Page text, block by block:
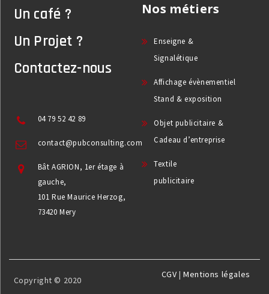
Un café ?
Un Projet ?
Contactez-nous
04 79 52 42 89
contact@pubconsulting.com
Bât AGRION, 1er étage à
gauche,
101 Rue Maurice Herzog,
73420 Mery
Nos métiers
Enseigne &
Signalétique
Affichage évènementiel
Stand & exposition
Objet publicitaire &
Cadeau d’entreprise
Textile
publicitaire
Copyright © 2020
CGV |Mentions légales